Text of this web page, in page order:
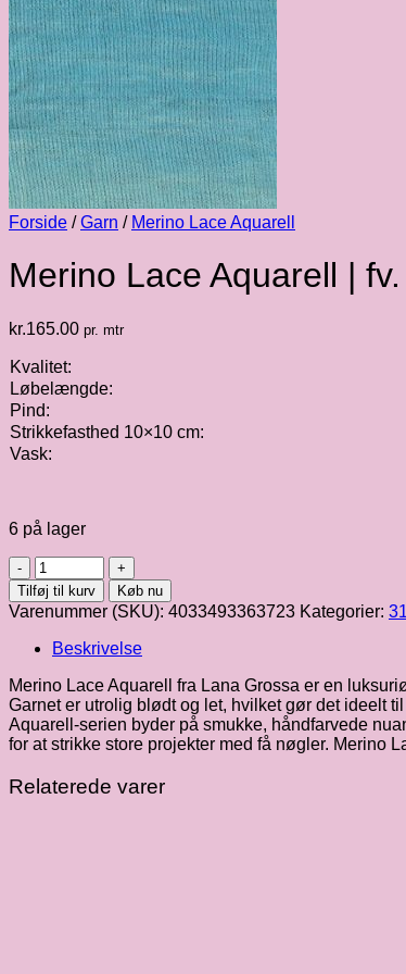
Forside / Garn / Merino Lace Aquarell
Merino Lace Aquarell |
kr.165.00 pr. mtr
Kvalitet:
Løbelængde:
Pind:
Strikkefasthed 10×10 cm:
Vask:
6 på lager
Merino
Lace
Aquarell
|
fv.
antal
Tilføj til kurv Køb nu
Varenummer (SKU): 4033493363723 Kategorier:
Beskrivelse
Merino Lace Aquarell fra Lana Grossa er en
Garnet er utrolig blødt og let, hvilket gør det ideelt
Aquarell-serien byder på smukke, håndfarvede
for at strikke store projekter med få nøgler. Merino
Relaterede varer